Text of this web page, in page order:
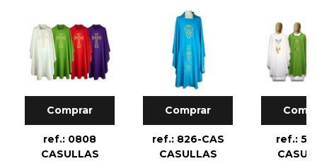
Comprar
ref.: 0808
CASULLAS
Comprar
ref.: 826-CAS
CASULLAS
ref.: